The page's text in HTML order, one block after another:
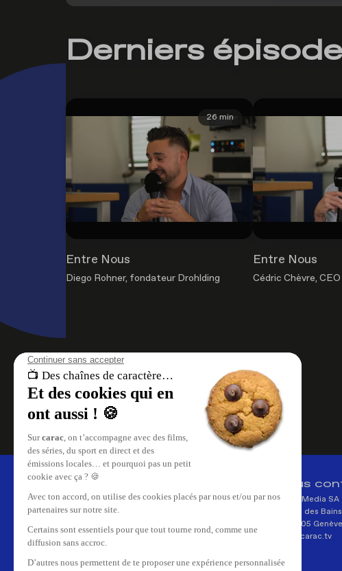
Derniers
26 min
Entre Nous
Diego Rohner, fondateur Drohlding
Entre Nous
Cédric Chèvre,
À propos de nous
carac , les chaînes de caractère.
Retrouvez le meilleur du
de vos émissions sur carac.tv.
reportages, cinéma, tout ce qui se
Nous
Carac Media SA
35, rue des Bains
CH-1205 Genève
info@carac.tv